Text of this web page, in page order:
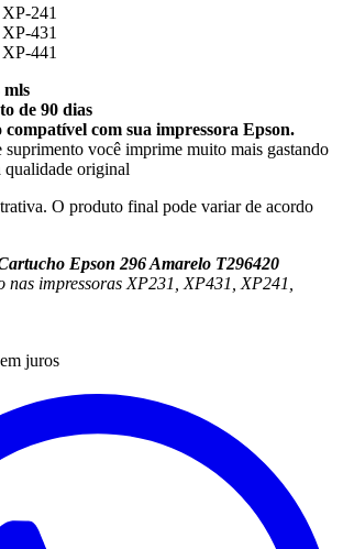
241
431
441
mls
de 90 dias
com sua impressora Epson.
você imprime muito mais gastando
qualidade original
O produto final pode variar de acordo
Epson 296 Amarelo T296420
nas impressoras XP231, XP431, XP241,
juros